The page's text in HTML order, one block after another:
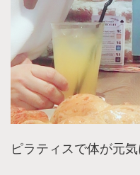
ピラティスで体が元